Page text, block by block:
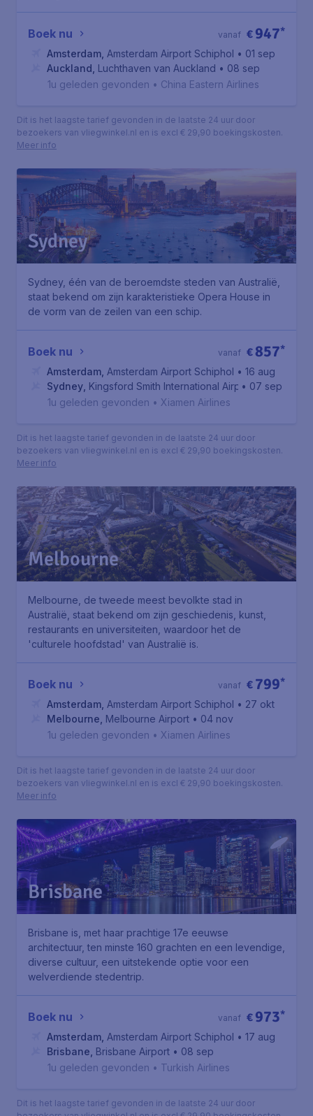
Boek nu € 947*
vanaf
Amsterdam Amsterdam Airport Schiphol • 01 sep
Auckland Luchthaven van Auckland • 08 sep
1u geleden gevonden • China Eastern Airlines
Dit is het laagste tarief gevonden in de laatste 24 uur door
bezoekers van vliegwinkel.nl en is excl € 29,90 boekingskosten.
Meer info
Sydney
Sydney, één van de beroemdste steden van Australië,
staat bekend om zijn karakteristieke Opera House in
de vorm van de zeilen van een schip.
Boek nu €857*
vanaf
Amsterdam Amsterdam Airport Schiphol • 16 aug
Sydney Kingsford Smith International Airport• 07 sep
1u geleden gevonden • Xiamen Airlines
Dit is het laagste tarief gevonden in de laatste 24 uur door
bezoekers van vliegwinkel.nl en is excl € 29,90 boekingskosten.
Meer info
Melbourne
Melbourne, de tweede meest bevolkte stad in
Australië, staat bekend om zijn geschiedenis, kunst,
restaurants en universiteiten, waardoor het de
'culturele hoofdstad' van Australië is.
Boek nu € 799*
vanaf
Amsterdam Amsterdam Airport Schiphol • 27 okt
Melbourne Melbourne Airport • 04 nov
1u geleden gevonden • Xiamen Airlines
Dit is het laagste tarief gevonden in de laatste 24 uur door
bezoekers van vliegwinkel.nl en is excl € 29,90 boekingskosten.
Meer info
Brisbane
Brisbane is, met haar prachtige 17e eeuwse
architectuur, ten minste 160 grachten en een levendige,
diverse cultuur, een uitstekende optie voor een
welverdiende stedentrip.
Boek nu € 973*
vanaf
Amsterdam Amsterdam Airport Schiphol • 17 aug
Brisbane Brisbane Airport • 08 sep
1u geleden gevonden • Turkish Airlines
Dit is het laagste tarief gevonden in de laatste 24 uur door